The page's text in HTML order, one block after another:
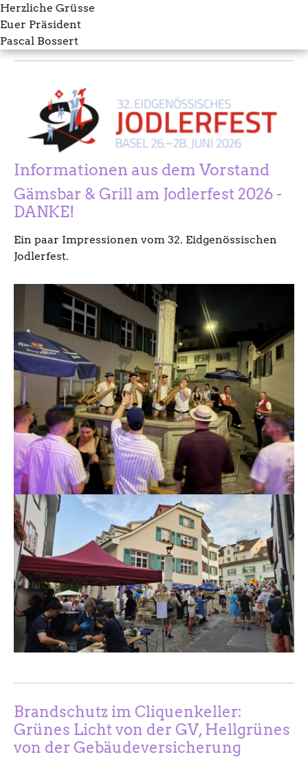
Herzliche Grüsse
Euer Präsident
Pascal Bossert
Informationen aus dem Vorstand
Gämsbar & Grill am Jodlerfest 2026 -
DANKE!
Ein paar Impressionen vom 32. Eidgenössischen
Jodlerfest.
Brandschutz im Cliquenkeller:
Grünes Licht von der GV, Hellgrünes
von der Gebäudeversicherung